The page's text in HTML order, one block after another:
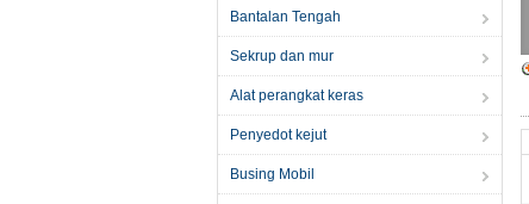
Bantalan Tengah
Sekrup dan mur
Alat perangkat keras
Penyedot kejut
Busing Mobil